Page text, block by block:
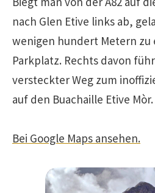
nach Glen Etive links ab,
wenigen hundert Metern zu
Parkplatz. Rechts davon
versteckter Weg zum
auf den Buachaille Etive Mòr.
Bei Google Maps ansehen.